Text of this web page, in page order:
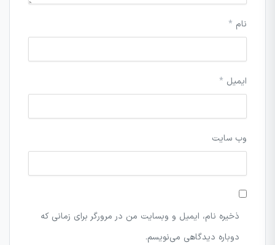
نام *
ایمیل *
وب‌ سایت
ذخیره نام، ایمیل و وبسایت من در مرورگر برای زمانی که
دوباره دیدگاهی می‌نویسم.